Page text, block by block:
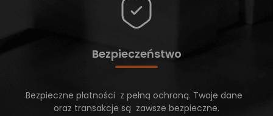
Bezpieczeństwo
Bezpieczne płatności z pełną ochroną. Twoje dane
oraz transakcje są zawsze bezpieczne.